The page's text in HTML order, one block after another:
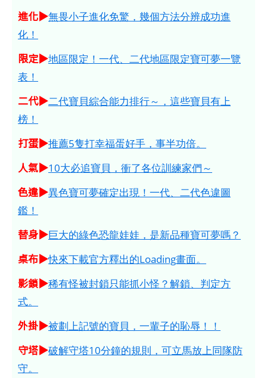
進化▶無畏小子進化免驚，幾個方法分辨成功進
化！
限定▶地區限定！一代、二代地區限定寶可夢一覽
表！
二代▶二代寶貝綜合能力排行～，這些寶貝有上
榜！
打蛋▶推薦5隻打幸福蛋好手，事半功倍。
人氣▶10大必追寶貝，衝了各位訓練家們～
色違▶異色寶可夢確定出現！一代、二代色違圖
鑑！
替身▶巨大的綠色恐龍娃娃，是新品種寶可夢嗎？
桌布▶快來下載官方釋出的Loading畫面。
影鎖▶稀有怪被封鎖只能抓小怪？解鎖、判定方
式。
外掛▶被劃上記號的寶貝，一輩子的恥辱！！
守塔▶破解守塔10分鐘的規則，可立馬放上同隊防
守。